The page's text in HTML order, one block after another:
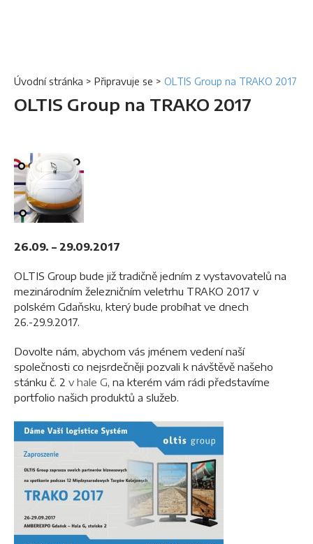
Úvodní stránka > Připravuje se > OLTIS Group na TRAKO 2017
OLTIS Group na TRAKO 2017
26.09. – 29.09.2017
OLTIS Group bude již tradičně jedním z vystavovatelů na
mezinárodním železničním veletrhu TRAKO 2017 v
polském Gdaňsku, který bude probíhat ve dnech
26.-29.9.2017.
Dovolte nám, abychom vás jménem vedení naší
společnosti co nejsrdečněji pozvali k návštěvě našeho
stánku č. 2 v hale G, na kterém vám rádi představíme
portfolio našich produktů a služeb.